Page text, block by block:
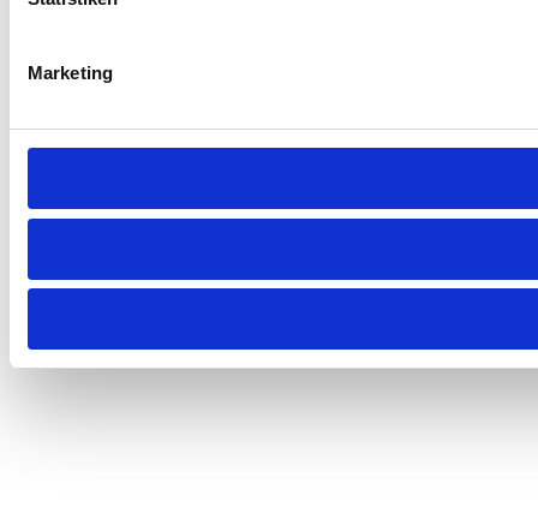
Marketing